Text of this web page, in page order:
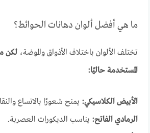
ما هي أفضل ألوان دهانات الحوائط؟
تختلف الألوان باختلاف الأذواق والموضة،لكن
المستخدمة حاليًا:
الأبيض الكلاسيكي: يمنح شعورًا بالاتساع
الرمادي الفاتح: يناسب الديكورات العصرية.